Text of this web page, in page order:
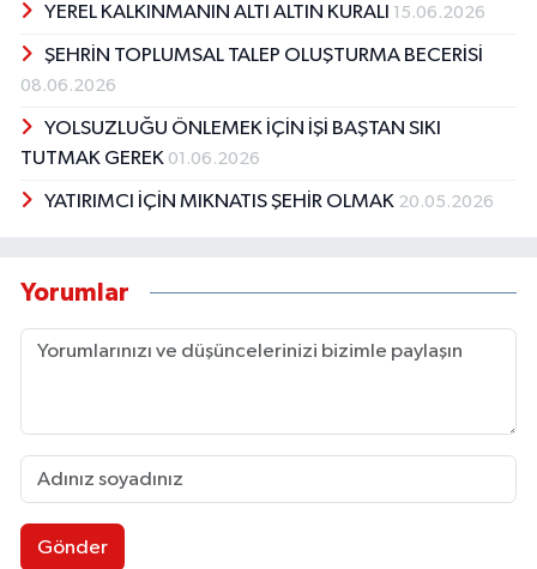
YEREL KALKINMANIN ALTI ALTIN KURALI 15.06.2026
ŞEHRİN TOPLUMSAL TALEP OLUŞTURMA BECERİSİ
08.06.2026
YOLSUZLUĞU ÖNLEMEK İÇİN İŞİ BAŞTAN SIKI
TUTMAK GEREK 01.06.2026
YATIRIMCI İÇİN MIKNATIS ŞEHİR OLMAK 20.05.2026
Yorumlar
Gönder